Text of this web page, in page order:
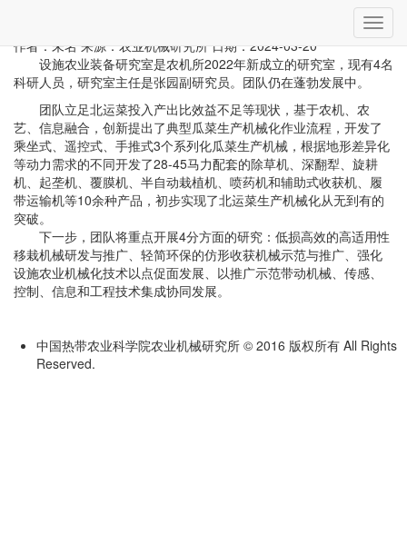
切
换
导
作者：未名 来源：农业机械研究所日期：2024-03-20
设施农业装备研究室是农机所2022年新成立的研究室，现有4名
科研人员，研究室主任是张园副研究员。团队仍在蓬勃发展中。
团队立足北运菜投入产出比效益不足等现状，基于农机、农
艺、信息融合，创新提出了典型瓜菜生产机械化作业流程，开发了
乘坐式、遥控式、手推式3个系列化瓜菜生产机械，根据地形差异化
等动力需求的不同开发了28-45马力配套的除草机、深翻犁、旋耕
机、起垄机、覆膜机、半自动栽植机、喷药机和辅助式收获机、履
带运输机等10余种产品，初步实现了北运菜生产机械化从无到有的
突破。
下一步，团队将重点开展4分方面的研究：低损高效的高适用性
移栽机械研发与推广、轻简环保的仿形收获机械示范与推广、强化
设施农业机械化技术以点促面发展、以推广示范带动机械、传感、
控制、信息和工程技术集成协同发展。
中国热带农业科学院农业机械研究所 © 2016 版权所有 All Rights
Reserved.